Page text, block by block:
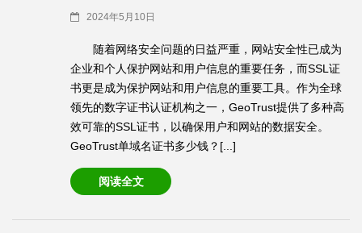
2024年5月10日
随着网络安全问题的日益严重，网站安全性已成为
企业和个人保护网站和用户信息的重要任务，而SSL证
书更是成为保护网站和用户信息的重要工具。作为全球
领先的数字证书认证机构之一，GeoTrust提供了多种高
效可靠的SSL证书，以确保用户和网站的数据安全。
GeoTrust单域名证书多少钱？[...]
阅读全文